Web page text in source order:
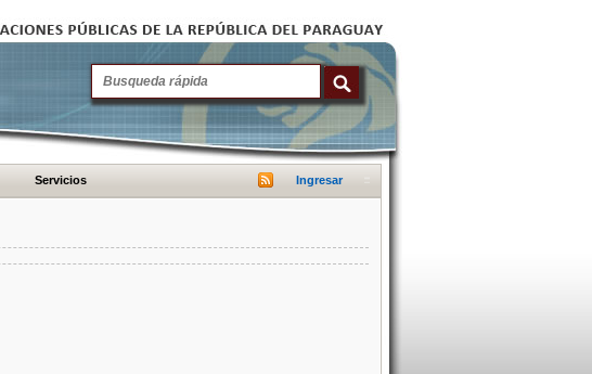
Servicios Ingresar